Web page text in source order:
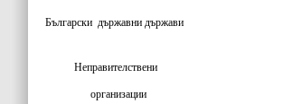
Български държавни държави
Неправителствени
организации